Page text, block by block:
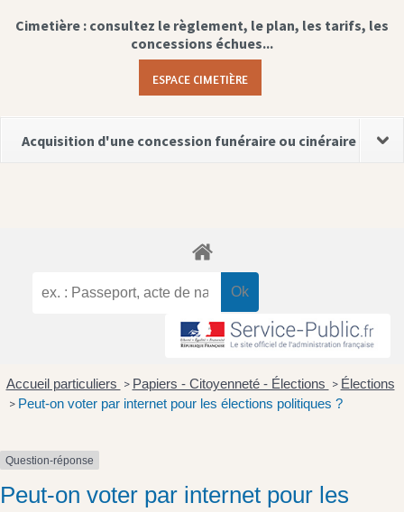
Cimetière : consultez le règlement, le plan, les tarifs, les
concessions échues...
ESPACE CIMETIÈRE
Acquisition d'une concession funéraire ou cinéraire
Accueil particuliers > Papiers - Citoyenneté - Élections > Élections
> Peut-on voter par internet pour les élections politiques ?
Question-réponse
Peut-on voter par internet pour les